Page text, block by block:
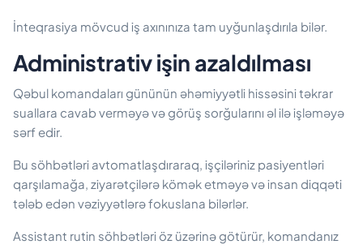
İnteqrasiya mövcud iş axınınıza tam uyğunlaşdırıla bilər.
Administrativ işin azaldılması
Qəbul komandaları gününün əhəmiyyətli hissəsini təkrar
suallara cavab verməyə və görüş sorğularını əl ilə işləməyə
sərf edir.
Bu söhbətləri avtomatlaşdıraraq, işçiləriniz pasiyentləri
qarşılamağa, ziyarətçilərə kömək etməyə və insan diqqəti
tələb edən vəziyyətlərə fokuslana bilərlər.
Assistant rutin söhbətləri öz üzərinə götürür, komandanız